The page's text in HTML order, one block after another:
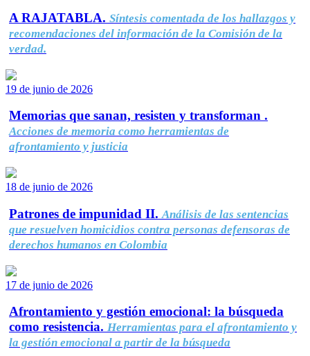
A RAJATABLA. Síntesis comentada de los hallazgos y
recomendaciones del información de la Comisión de la
verdad.
19 de junio de 2026
Memorias que sanan, resisten y transforman .
Acciones de memoria como herramientas de
afrontamiento y justicia
18 de junio de 2026
Patrones de impunidad II. Análisis de las sentencias
que resuelven homicidios contra personas defensoras de
derechos humanos en Colombia
17 de junio de 2026
Afrontamiento y gestión emocional: la búsqueda
como resistencia. Herramientas para el afrontamiento y
la gestión emocional a partir de la búsqueda